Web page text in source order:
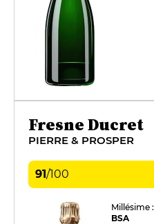
Fresne Ducret
PIERRE & PROSPER
91/100
Millésime :
BSA